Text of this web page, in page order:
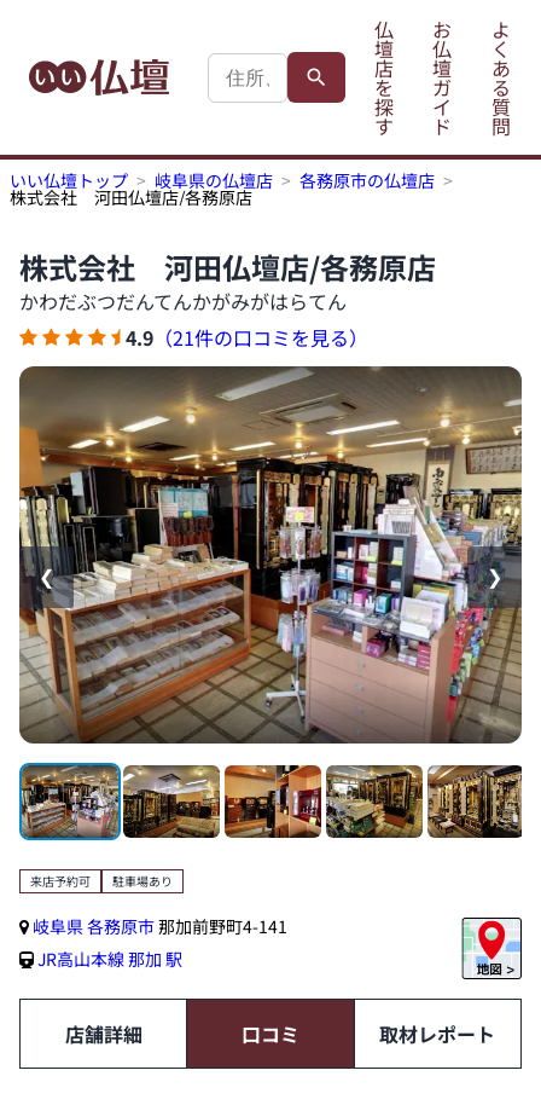
仏
壇
店
を
探
す
お
仏
壇
ガ
イ
ド
よ
く
あ
る
質
問
いい仏壇トップ 岐阜県の仏壇店 各務原市の仏壇店
株式会社 河田仏壇店/各務原店
株式会社 河田仏壇店/各務原店
かわだぶつだんてんかがみがはらてん
4.9 （21件の口コミを見る）
❮ ❯
来店予約可 駐車場あり
岐阜県各務原市那加前野町4-141
JR高山本線那加 駅
店舗詳細 口コミ 取材レポート